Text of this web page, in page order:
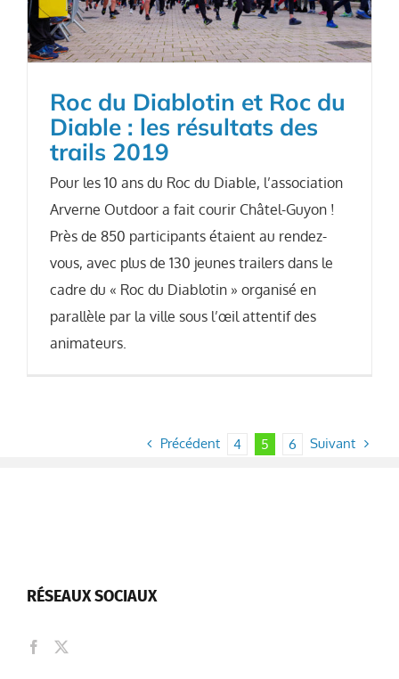
Roc du Diablotin et Roc du
Diable : les résultats des
trails 2019
Pour les 10 ans du Roc du Diable, l’association
Arverne Outdoor a fait courir Châtel-Guyon !
Près de 850 participants étaient au rendez-
vous, avec plus de 130 jeunes trailers dans le
cadre du « Roc du Diablotin » organisé en
parallèle par la ville sous l’œil attentif des
animateurs.
Précédent 4 5 6 Suivant
RÉSEAUX SOCIAUX